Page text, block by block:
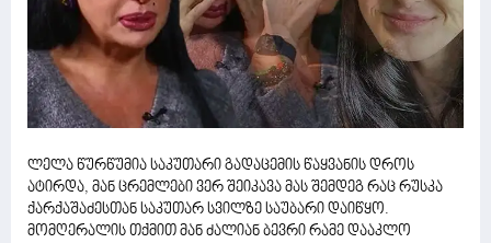
ლელა წურწუმია საკუთარი გადაცემის წაყვანის დროს
ატირდა, მან ცრემლები ვერ შეიკავა მას შემდეგ რაც რუსკა
ქარქაშაძესთან საკუთარ სვილზე საუბარი დაიწყო.
მომღერალის თქმით მან ძალიან ბევრი რამე დააკლო